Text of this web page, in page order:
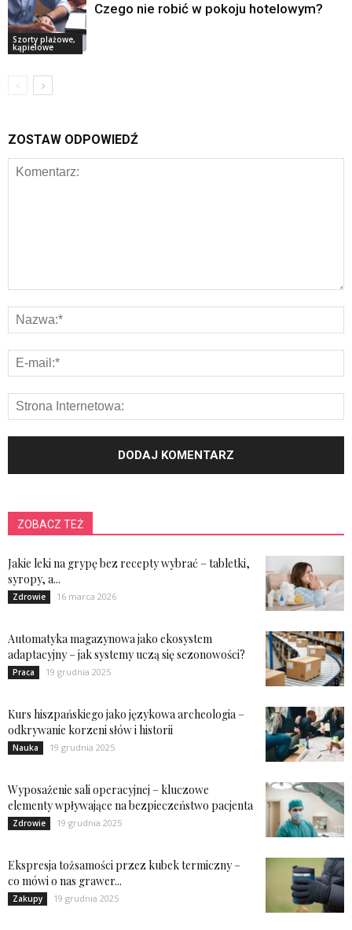
Szorty plażowe,
kąpielowe
Czego nie robić w pokoju hotelowym?
ZOSTAW ODPOWIEDŹ
ZOBACZ TEŻ
Jakie leki na grypę bez recepty wybrać – tabletki,
syropy, a...
Zdrowie 16 marca 2026
Automatyka magazynowa jako ekosystem
adaptacyjny – jak systemy uczą się sezonowości?
Praca 19 grudnia 2025
Kurs hiszpańskiego jako językowa archeologia –
odkrywanie korzeni słów i historii
Nauka 19 grudnia 2025
Wyposażenie sali operacyjnej – kluczowe
elementy wpływające na bezpieczeństwo pacjenta
Zdrowie 19 grudnia 2025
Ekspresja tożsamości przez kubek termiczny –
co mówi o nas grawer...
Zakupy 19 grudnia 2025